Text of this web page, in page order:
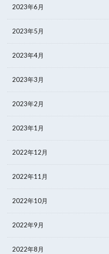
2023年6月
2023年5月
2023年4月
2023年3月
2023年2月
2023年1月
2022年12月
2022年11月
2022年10月
2022年9月
2022年8月